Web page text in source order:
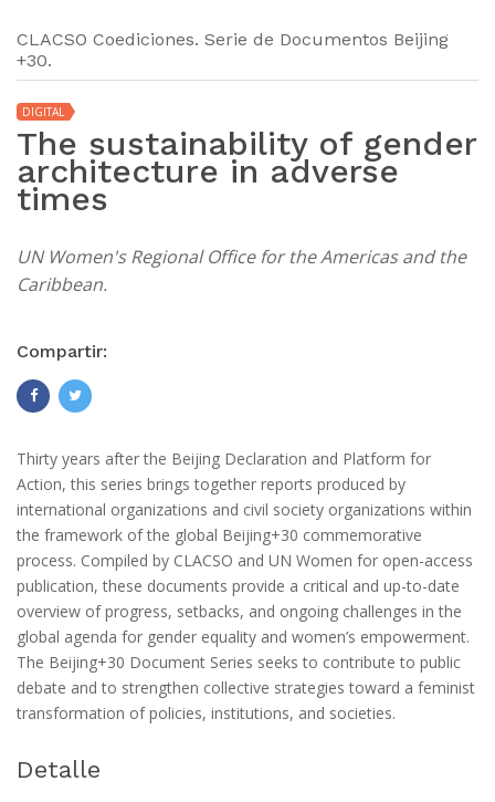
CLACSO Coediciones. Serie de Documentos Beijing
+30.
DIGITAL
The sustainability of gender
architecture in adverse
times
UN Women's Regional Office for the Americas and the
Caribbean.
Compartir:
Thirty years after the Beijing Declaration and Platform for
Action, this series brings together reports produced by
international organizations and civil society organizations within
the framework of the global Beijing+30 commemorative
process. Compiled by CLACSO and UN Women for open-access
publication, these documents provide a critical and up-to-date
overview of progress, setbacks, and ongoing challenges in the
global agenda for gender equality and women’s empowerment.
The Beijing+30 Document Series seeks to contribute to public
debate and to strengthen collective strategies toward a feminist
transformation of policies, institutions, and societies.
Detalle